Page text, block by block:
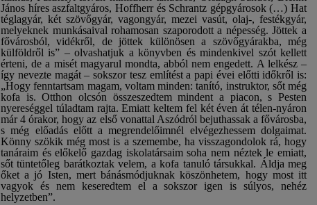
János híres aszfaltgyáros, Hoffherr és Schrantz gépgyárosok (…) Hat
téglagyár, két szövőgyár, vagongyár, mezei vasút, olaj-, festékgyár,
melyeknek munkásaival rohamosan szaporodott a népesség. Jöttek a
fővárosból, vidékről, de jöttek különösen a szövőgyárakba, még
külföldről is” – olvashatjuk a könyvben és mindenkivel szót kellett
érteni, de a misét magyarul mondta, abból nem engedett. A lelkész –
így nevezte magát – sokszor tesz említést a papi évei előtti időkről is:
„Hogy fenntartsam magam, voltam minden: tanító, instruktor, sőt még
kofa is. Otthon olcsón összeszedtem mindent a piacon, s Pesten
nyereséggel túladtam rajta. Emiatt keltem fel két éven át télen-nyáron
már 4 órakor, hogy az első vonattal Aszódról bejuthassak a fővárosba,
s még előadás előtt a megrendelőimnél elvégezhessem dolgaimat.
Könny szökik még most is a szemembe, ha visszagondolok rá, hogy
tanáraim és előkelő gazdag iskolatársaim soha nem néztek le emiatt,
sőt tüntetőleg barátkoztak velem, a kofa tanuló társukkal. Áldja meg
őket a jó Isten, mert bánásmódjuknak köszönhetem, hogy most itt
vagyok és nem keseredtem el a sokszor igen is súlyos, nehéz
helyzetben”.